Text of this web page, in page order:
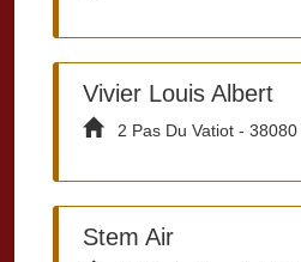
Vivier Louis Albert
2 Pas Du Vatiot - 38080
Stem Air